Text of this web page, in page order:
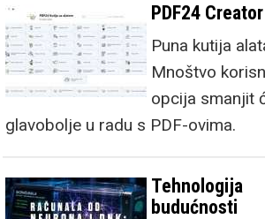
PDF24 Creator
Puna kutija
Mnoštvo
opcija smanjit
glavobolje u radu s PDF-ovima.
Tehnologija
budućnosti